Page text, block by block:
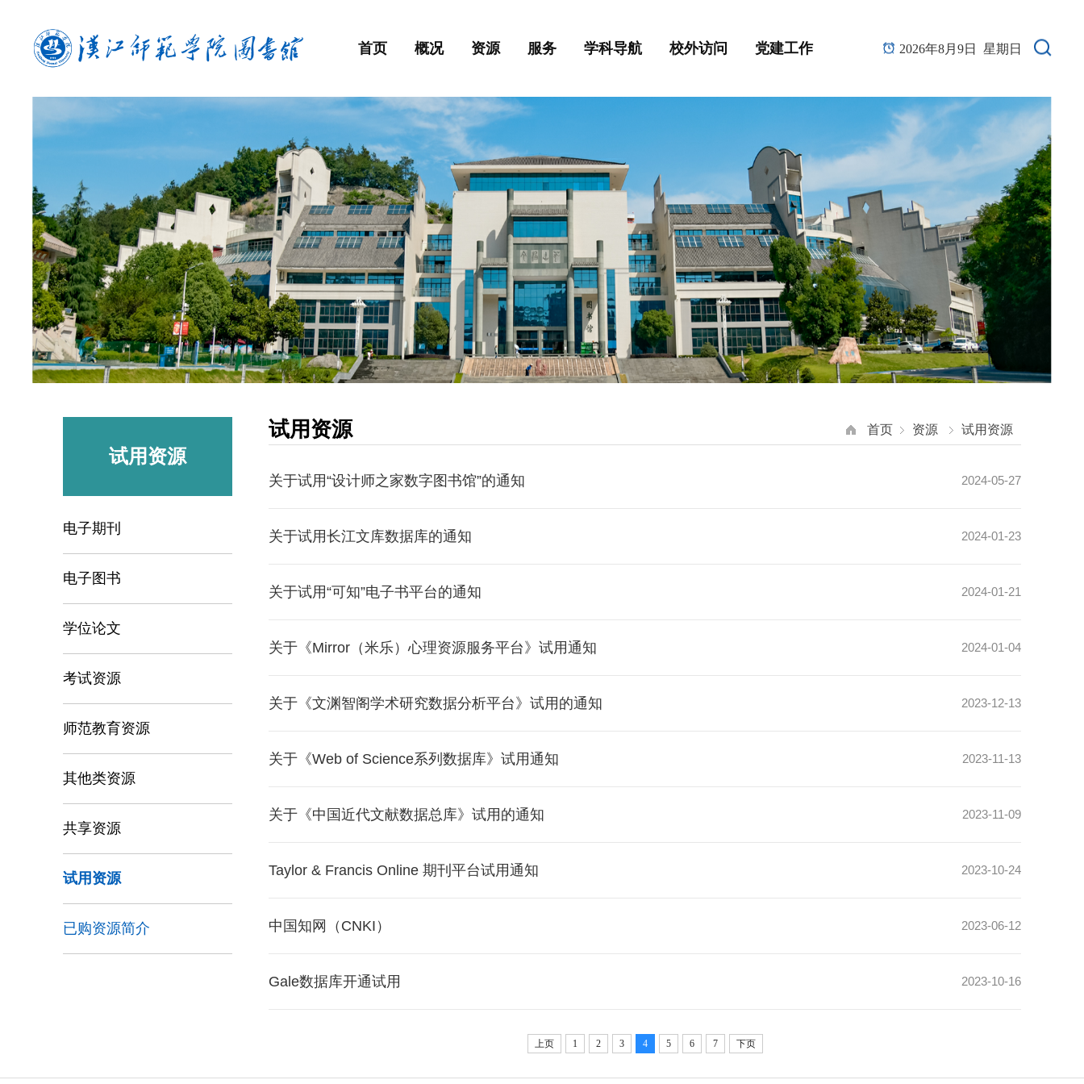
首页 概况 资源 服务 学科导航 校外访问 党建工作 2026年8月9日 星期日
试用资源
电子期刊
电子图书
学位论文
考试资源
师范教育资源
其他类资源
共享资源
试用资源
已购资源简介
试用资源 首页 资源 试用资源
关于试用“设计师之家数字图书馆”的通知 2024-05-27
关于试用长江文库数据库的通知 2024-01-23
关于试用“可知”电子书平台的通知 2024-01-21
关于《Mirror（米乐）心理资源服务平台》试用通知 2024-01-04
关于《文渊智阁学术研究数据分析平台》试用的通知 2023-12-13
关于《Web of Science系列数据库》试用通知 2023-11-13
关于《中国近代文献数据总库》试用的通知 2023-11-09
Taylor & Francis Online 期刊平台试用通知 2023-10-24
中国知网（CNKI） 2023-06-12
Gale数据库开通试用 2023-10-16
上页 1 2 3 4 5 6 7 下页